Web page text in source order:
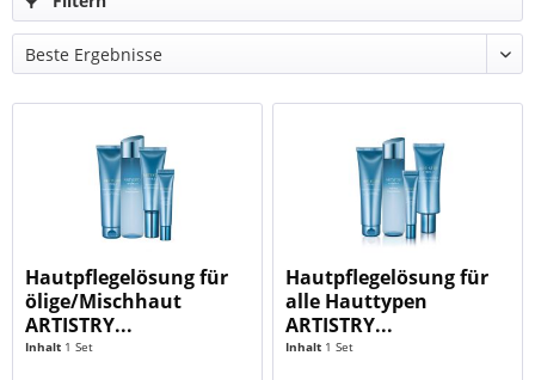
Hautpflegelösung für
ölige/Mischhaut
ARTISTRY...
Inhalt 1 Set
Hautpflegelösung für
alle Hauttypen
ARTISTRY...
Inhalt 1 Set